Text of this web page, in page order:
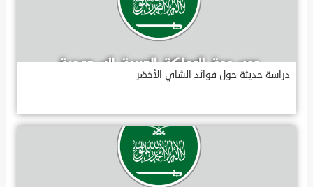
دراسة حديثة حول فوائد الشاي الأخضر